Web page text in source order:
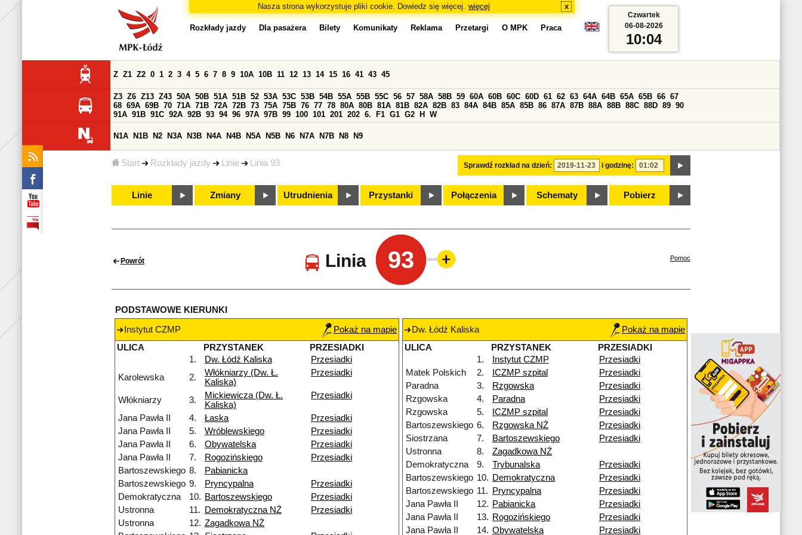
Nasza strona wykorzystuje pliki cookie. Dowiedz się więcej. więcej x
Start Rozkłady jazdy Linie Linia 93
Rozkłady jazdy Dla pasażera Bilety Komunikaty Reklama Przetargi O MPK Praca
Sprawdź rozkład na dzień: i godzinę:
Z Z1 Z2 0 1 2 3 4 5 6 7 8 9 10A 10B 11 12 13 14 15 16 41 43 45
Z3 Z6 Z13 Z43 50A 50B 51A 51B 52 53A 53C 53B 54B 55A 55B 55C 56 57 58A 58B 59 60A 60B 60C 60D 61 62 63 64A 64B 65A 65B 66 67
68 69A 69B 70 71A 71B 72A 72B 73 75A 75B 76 77 78 80A 80B 81A 81B 82A 82B 83 84A 84B 85A 85B 86 87A 87B 88A 88B 88C 88D 89 90
91A 91B 91C 92A 92B 93 94 96 97A 97B 99 100 101 201 202 6. F1 G1 G2 H W
N1A N1B N2 N3A N3B N4A N4B N5A N5B N6 N7A N7B N8 N9
Linie Zmiany Utrudnienia Przystanki Połączenia Schematy Pobierz
Czwartek
06-08-2026
10:04
Powrót Linia 93 Pomoc
PODSTAWOWE KIERUNKI
Instytut CZMP
Pokaż na mapie
ULICA
PRZYSTANEK
PRZESIADKI
1.
Dw. Łódź Kaliska
Przesiadki
Karolewska
2.
Włókniarzy (Dw. Ł.
Kaliska)
Przesiadki
Włókniarzy 3.
Mickiewicza (Dw. Ł.
Kaliska)
Przesiadki
Jana Pawła II 4. Łaska
Przesiadki
Jana Pawła II
5. Wróblewskiego
Przesiadki
Jana Pawła II
6. Obywatelska
Przesiadki
Jana Pawła II
7. Rogozińskiego
Przesiadki
Bartoszewskiego 8.
Pabianicka
Bartoszewskiego 9. Pryncypalna
Przesiadki
Demokratyczna
10. Bartoszewskiego
Przesiadki
Ustronna
11. Demokratyczna NŻ
Przesiadki
Ustronna
12. Zagadkowa NŻ
Dw. Łódź Kaliska
Pokaż na mapie
ULICA
PRZYSTANEK
PRZESIADKI
1.
Instytut CZMP
Przesiadki
Matek Polskich
2. ICZMP szpital
Przesiadki
Paradna
3. Rzgowska
Przesiadki
Rzgowska
4. Paradna
Przesiadki
Rzgowska
5. ICZMP szpital
Przesiadki
Bartoszewskiego 6. Rzgowska NŻ
Przesiadki
Siostrzana
7. Bartoszewskiego
Przesiadki
Ustronna
8.
Zagadkowa NŻ
Demokratyczna
9. Trybunalska
Przesiadki
Bartoszewskiego 10. Demokratyczna
Przesiadki
Bartoszewskiego 11. Pryncypalna
Przesiadki
Jana Pawła II
12. Pabianicka
Przesiadki
Jana Pawła II
13. Rogozińskiego
Przesiadki
Jana Pawła II
14. Obywatelska Przesiadki